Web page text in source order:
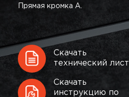
Прямая кромка А.
Скачать
технический лист
Скачать
инструкцию по